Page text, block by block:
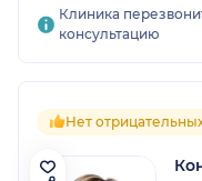
Клиника
консультацию
Нет